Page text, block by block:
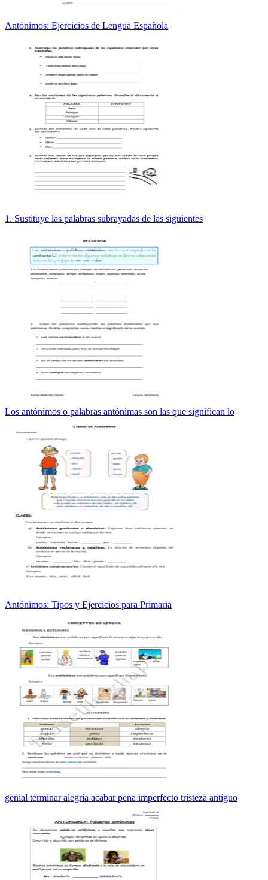
Antónimos: Ejercicios de Lengua Española
1. Sustituye las palabras subrayadas de las siguientes
Los antónimos o palabras antónimas son las que significan lo
Antónimos: Tipos y Ejercicios para Primaria
genial terminar alegría acabar pena imperfecto tristeza antiguo